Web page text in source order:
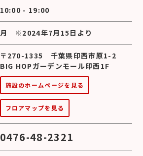
10:00 - 19:00
月 ※2024年7月15日より
〒270-1335 千葉県印西市原1-2
BIG HOPガーデンモール印西1F
施設のホームページを見る
フロアマップを見る
0476-48-2321